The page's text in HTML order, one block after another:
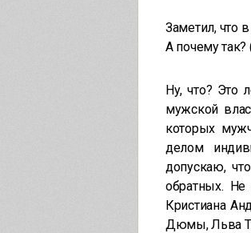
Заметил, что
А почему
Ну, что? Это
мужской
которых
делом
допускаю,
обратных.
Кристиана
Дюмы, Льва